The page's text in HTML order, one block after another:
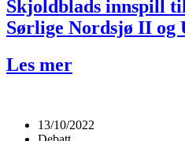
Skjoldblads innspill
Sørlige Nordsjø II og
Les mer
13/10/2022